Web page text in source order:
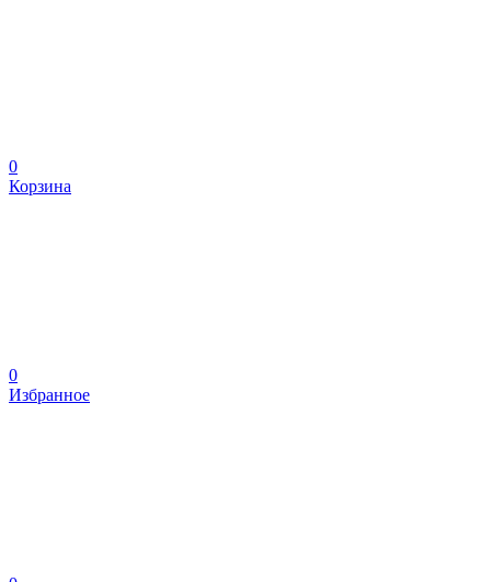
0
Корзина
0
Избранное